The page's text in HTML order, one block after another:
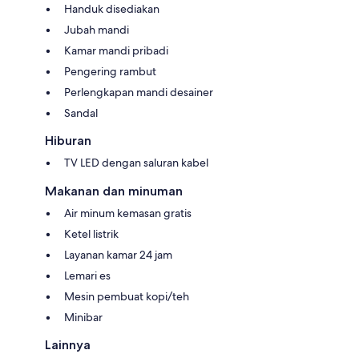
Handuk disediakan
Jubah mandi
Kamar mandi pribadi
Pengering rambut
Perlengkapan mandi desainer
Sandal
Hiburan
TV LED dengan saluran kabel
Makanan dan minuman
Air minum kemasan gratis
Ketel listrik
Layanan kamar 24 jam
Lemari es
Mesin pembuat kopi/teh
Minibar
Lainnya